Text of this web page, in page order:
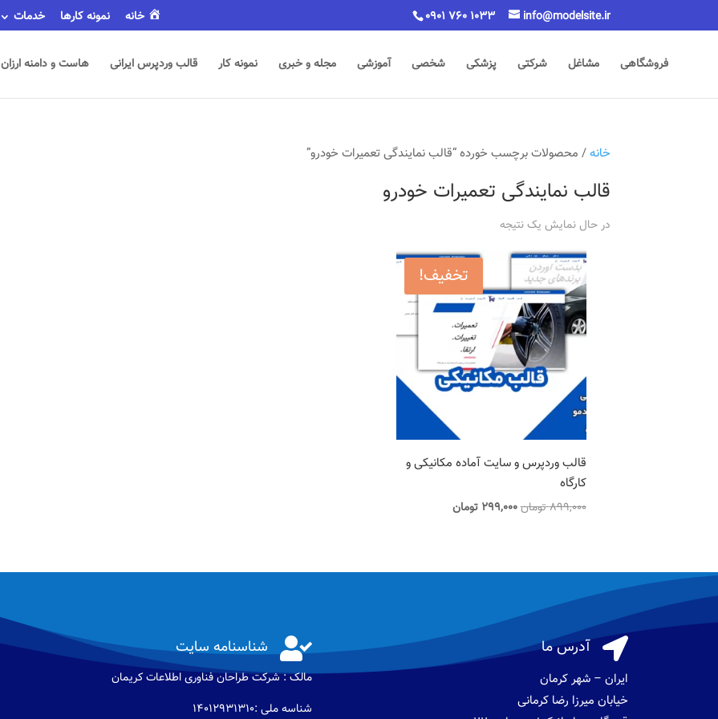
0901 760 1033 info@modelsite.ir خانه نمونه کارها خدمات
فروشگاهی مشاغل شرکتی پزشکی شخصی آموزشی مجله و خبری نمونه کار قالب وردپرس ایرانی هاست و دامنه ارزان
خانه/ محصولات برچسب خورده “قالب نمایندگی تعمیرات خودرو”
قالب نمایندگی تعمیرات خودرو
در حال نمایش یک نتیجه
تخفیف!
قالب وردپرس و سایت آماده مکانیکی و
کارگاه
899,000تومانقیمت
299,000 تومانقیمت
 شناسنامه سایت
مالک : شرکت طراحان فناوری اطلاعات كريمان
شناسه ملی :14012931310
 آدرس ما
ایران – شهر کرمان
خیابان میرزا رضا کرمانی